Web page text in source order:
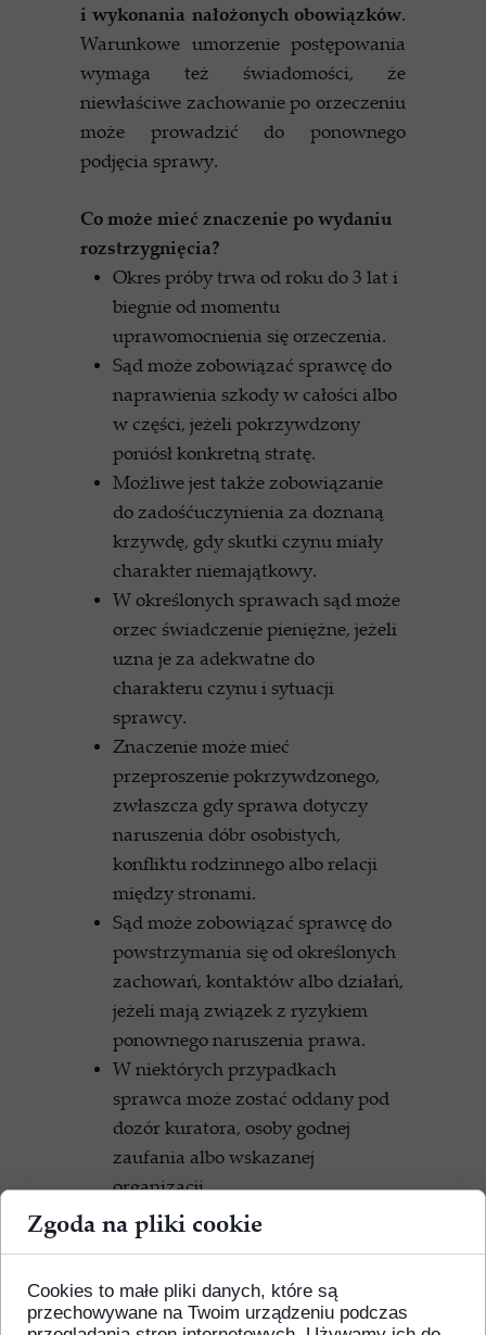
i wykonania nałożonych obowiązków.
Warunkowe umorzenie postępowania
wymaga też świadomości, że
niewłaściwe zachowanie po orzeczeniu
może prowadzić do ponownego
podjęcia sprawy.
Co może mieć znaczenie po wydaniu
rozstrzygnięcia?
Okres próby trwa od roku do 3 lat i
biegnie od momentu
uprawomocnienia się orzeczenia.
Sąd może zobowiązać sprawcę do
naprawienia szkody w całości albo
w części, jeżeli pokrzywdzony
poniósł konkretną stratę.
Możliwe jest także zobowiązanie
do zadośćuczynienia za doznaną
krzywdę, gdy skutki czynu miały
charakter niemajątkowy.
W określonych sprawach sąd może
orzec świadczenie pieniężne, jeżeli
uzna je za adekwatne do
charakteru czynu i sytuacji
sprawcy.
Znaczenie może mieć
przeproszenie pokrzywdzonego,
zwłaszcza gdy sprawa dotyczy
naruszenia dóbr osobistych,
konfliktu rodzinnego albo relacji
między stronami.
Sąd może zobowiązać sprawcę do
powstrzymania się od określonych
zachowań, kontaktów albo działań,
jeżeli mają związek z ryzykiem
ponownego naruszenia prawa.
W niektórych przypadkach
sprawca może zostać oddany pod
dozór kuratora, osoby godnej
zaufania albo wskazanej
organizacji.
Zachowanie sprawcy w okresie
próby ma znaczenie dla ostatecznej
umorzenia zostały osiągnięte.
Zgoda na pliki cookie
Cookies to małe pliki danych, które są
przechowywane na Twoim urządzeniu podczas